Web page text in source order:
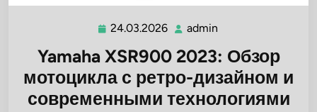
24.03.2026 24.03.2026
admin
Yamaha XSR900 2023: Обзор
мотоцикла с ретро-дизайном и
современными технологиями